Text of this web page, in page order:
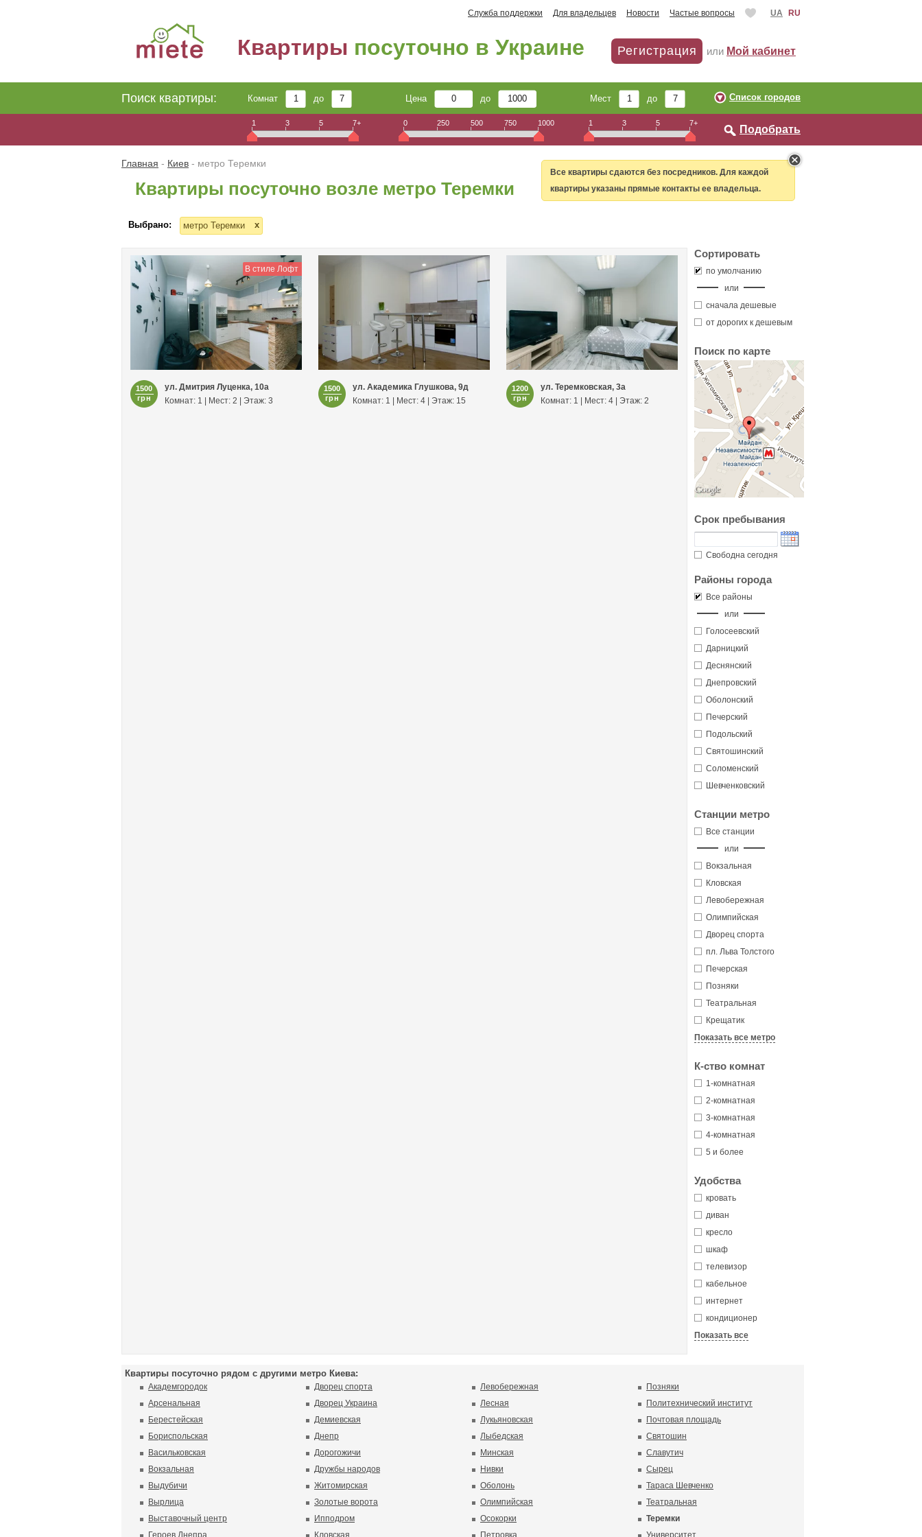
Служба поддержки Для владельцев Новости Частые вопросы UA RU
Квартиры посуточно в Украине Регистрация или Мой кабинет
Поиск квартиры: Комнат до Цена до Мест до Список городов
1 3 5 7+ 0 250 500 750 1000 1 3 5 7+
Подобрать
Главная - Киев - метро Теремки
Все квартиры сдаются без посредников. Для каждой
квартиры указаны прямые контакты ее владельца.
Квартиры посуточно возле метро Теремки
Выбрано: метро Теремки x
Сортировать
по умолчанию
или
сначала дешевые
от дорогих к дешевым
Поиск по карте
Срок пребывания
Свободна сегодня
Районы города
Все районы
или
Голосеевский
Дарницкий
Деснянский
Днепровский
Оболонский
Печерский
Подольский
Святошинский
Соломенский
Шевченковский
Станции метро
Все станции
или
Вокзальная
Кловская
Левобережная
Олимпийская
Дворец спорта
пл. Льва Толстого
Печерская
Позняки
Театральная
Крещатик
Показать все метро
К-ство комнат
1-комнатная
2-комнатная
3-комнатная
4-комнатная
5 и более
Удобства
кровать
диван
кресло
шкаф
телевизор
кабельное
интернет
кондиционер
Показать все
В стиле Лофт
1500
грн
ул. Дмитрия Луценка, 10а
Комнат: 1 | Мест: 2 | Этаж: 3
1500
грн
ул. Академика Глушкова, 9д
Комнат: 1 | Мест: 4 | Этаж: 15
1200
грн
ул. Теремковская, 3а
Комнат: 1 | Мест: 4 | Этаж: 2
Квартиры посуточно рядом с другими метро Киева:
Академгородок
Арсенальная
Берестейская
Бориспольская
Васильковская
Вокзальная
Выдубичи
Вырлица
Выставочный центр
Героев Днепра
Дворец спорта
Дворец Украина
Демиевская
Днепр
Дорогожичи
Дружбы народов
Житомирская
Золотые ворота
Ипподром
Кловская
Левобережная
Лесная
Лукьяновская
Лыбедская
Минская
Нивки
Оболонь
Олимпийская
Осокорки
Петровка
Позняки
Политехнический институт
Почтовая площадь
Святошин
Славутич
Сырец
Тараса Шевченко
Театральная
Теремки
Университет